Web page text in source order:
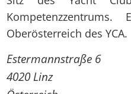
Oberösterreich des YCA.
Estermannstraße 6
4020 Linz